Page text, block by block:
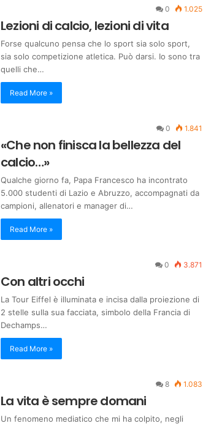
0 1.025
Lezioni di calcio, lezioni di vita
Forse qualcuno pensa che lo sport sia solo sport,
sia solo competizione atletica. Può darsi. Io sono tra
quelli che…
Read More »
0 1.841
«Che non finisca la bellezza del
calcio…»
Qualche giorno fa, Papa Francesco ha incontrato
5.000 studenti di Lazio e Abruzzo, accompagnati da
campioni, allenatori e manager di…
Read More »
0 3.871
Con altri occhi
La Tour Eiffel è illuminata e incisa dalla proiezione di
2 stelle sulla sua facciata, simbolo della Francia di
Dechamps…
Read More »
8 1.083
La vita è sempre domani
Un fenomeno mediatico che mi ha colpito, negli